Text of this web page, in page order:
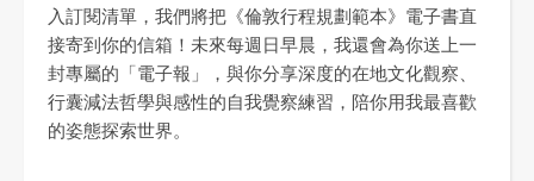
入訂閱清單，我們將把《倫敦行程規劃範本》電子書直
接寄到你的信箱！未來每週日早晨，我還會為你送上一
封專屬的「電子報」，與你分享深度的在地文化觀察、
行囊減法哲學與感性的自我覺察練習，陪你用我最喜歡
的姿態探索世界。